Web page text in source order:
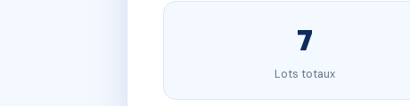
7
Lots totaux